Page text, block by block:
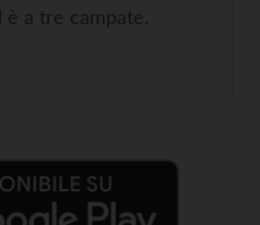
a tre campate.